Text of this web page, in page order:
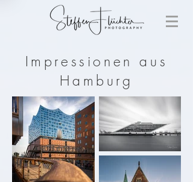
Impressionen aus
Hamburg